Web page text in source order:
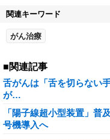
関連キーワード
がん治療
■関連記事
舌がんは「舌を切らない
が…
「陽子線超小型装置」普
号機導入へ